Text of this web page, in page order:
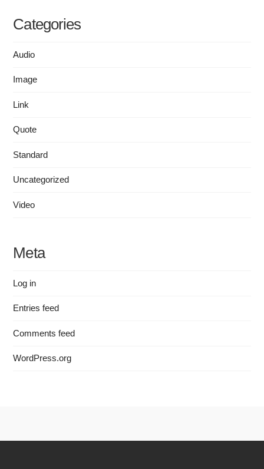
Categories
Audio
Image
Link
Quote
Standard
Uncategorized
Video
Meta
Log in
Entries feed
Comments feed
WordPress.org